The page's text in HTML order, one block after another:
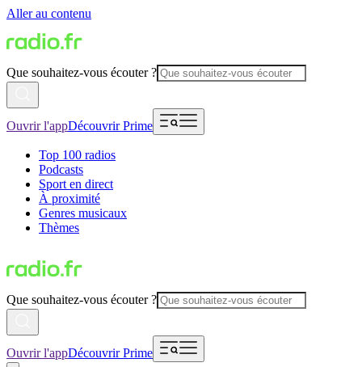
Aller au contenu
Que souhaitez-vous écouter ?
Ouvrir l'appDécouvrir Prime
Top 100 radios
Podcasts
Sport en direct
À proximité
Genres musicaux
Thèmes
Que souhaitez-vous écouter ?
Ouvrir l'appDécouvrir Prime